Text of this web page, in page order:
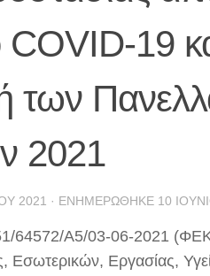
COVID-19
των
2021
2021 · ΕΝΗΜΕΡΏΘΗΚΕ 10
64572/Α5/03-06-2021
Εσωτερικών, Εργασίας,